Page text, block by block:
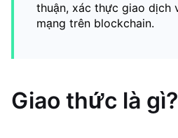
thuận, xác thực giao dịch
mạng trên blockchain.
Giao thức là gì?